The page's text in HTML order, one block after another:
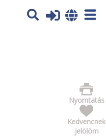
További tájékoztatás itt:
Nyomtatás
Kedvencnek
jelölöm